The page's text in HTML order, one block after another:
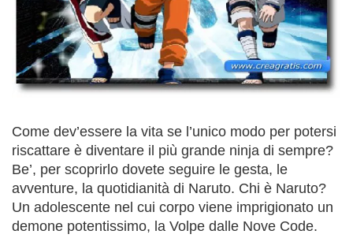
Come dev’essere la vita se l’unico modo per potersi
riscattare è diventare il più grande ninja di sempre?
Be’, per scoprirlo dovete seguire le gesta, le
avventure, la quotidianità di Naruto. Chi è Naruto?
Un adolescente nel cui corpo viene imprigionato un
demone potentissimo, la Volpe dalle Nove Code.